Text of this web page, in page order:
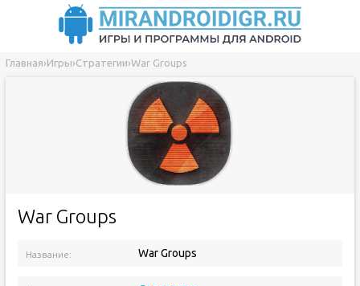
Главная›Игры›Стратегии›War Groups
War Groups
Название: War Groups